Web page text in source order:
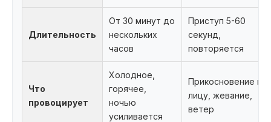
Длительность
От 30 минут до
нескольких
часов
Приступ 5-60
секунд,
повторяется
Что
провоцирует
Холодное,
горячее,
ночью
усиливается
Прикосновение к
лицу, жевание,
ветер